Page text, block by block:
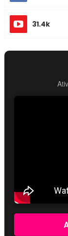
31.4k